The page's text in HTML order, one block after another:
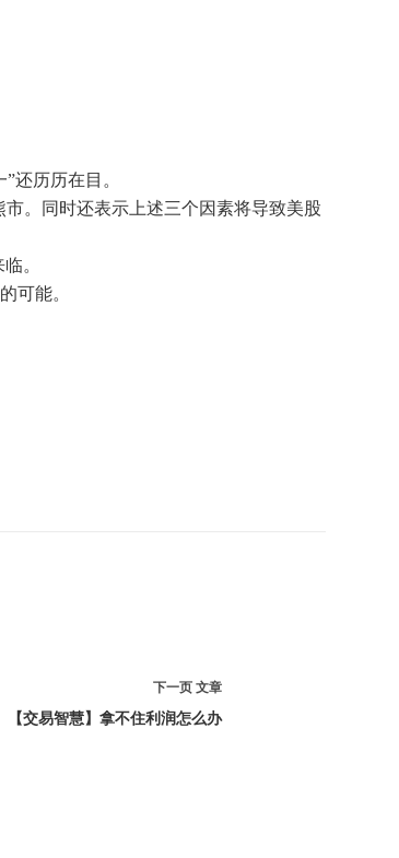
还历历在目。
市。同时还表示上述三个因素将导致美股
。
可能。
下一页 文章
【交易智慧】拿不住利润怎么办